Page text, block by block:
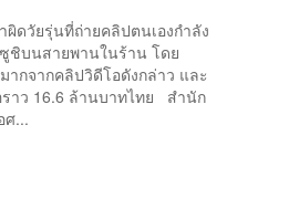
ดวัยรุ่นที่ถ่ายคลิปตนเองกำลัง
ชิบนสายพานในร้าน โดย
ากจากคลิปวิดีโอดังกล่าว และ
ราว 16.6 ล้านบาทไทย สำนัก
ศ...